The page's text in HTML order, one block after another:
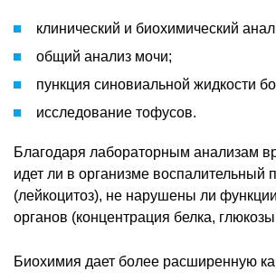
клинический и биохимический
общий анализ мочи;
пункция синовиальной жидкости
исследование тофусов.
Благодаря лабораторным анализам
идет ли в организме воспалительный
(лейкоцитоз), не нарушены ли
органов (концентрация белка,
Биохимия дает более расширенную